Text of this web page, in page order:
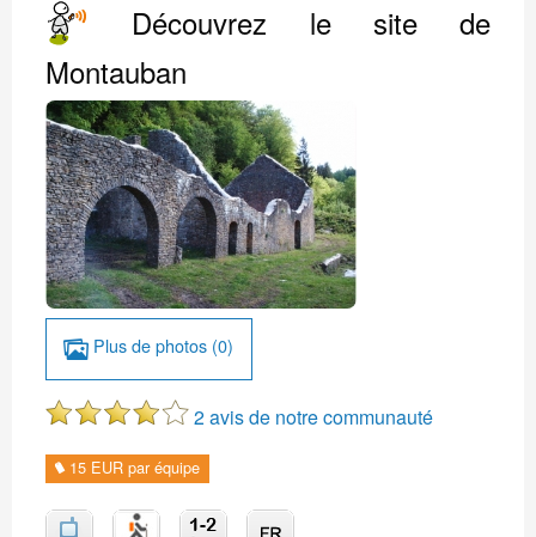
Découvrez le site de
Montauban
Plus de photos (0)
2 avis de notre communauté
15 EUR par équipe